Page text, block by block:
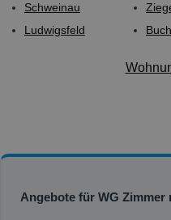
Schweinau
Ludwigsfeld
Buch
Angebote für WG Zimmer